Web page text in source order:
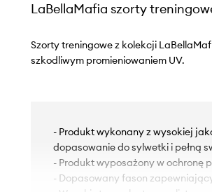
LaBellaMafia szorty
Szorty treningowe z kolekcji
szkodliwym promieniowaniem UV.
- Produkt wykonany z wysokiej
dopasowanie do sylwetki i pełną
- Produkt wyposażony w ochronę
- Dopasowany fason